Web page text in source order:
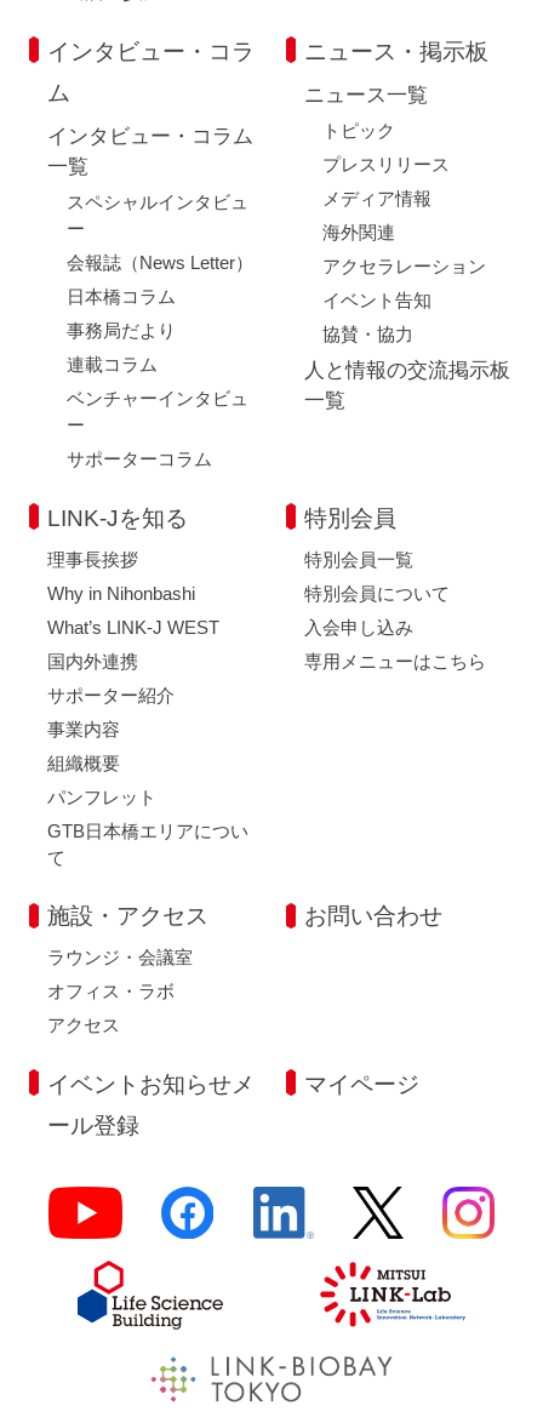
インタビュー・コラ
ム
インタビュー・コラム
一覧
スペシャルインタビュ
ー
会報誌（News Letter）
日本橋コラム
事務局だより
連載コラム
ベンチャーインタビュ
ー
サポーターコラム
ニュース・掲示板
ニュース一覧
トピック
プレスリリース
メディア情報
海外関連
アクセラレーション
イベント告知
協賛・協力
人と情報の交流掲示板
一覧
LINK-Jを知る
理事長挨拶
Why in Nihonbashi
What’s LINK-J WEST
国内外連携
サポーター紹介
事業内容
組織概要
パンフレット
GTB日本橋エリアについ
て
特別会員
特別会員一覧
特別会員について
入会申し込み
専用メニューはこちら
施設・アクセス
ラウンジ・会議室
オフィス・ラボ
アクセス
お問い合わせ
イベントお知らせメ
ール登録
マイページ